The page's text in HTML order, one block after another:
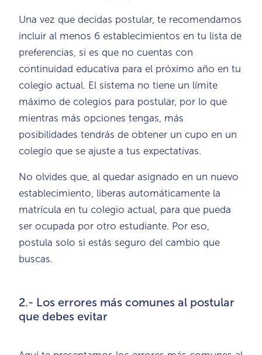
Una vez que decidas postular, te recomendamos
incluir al menos 6 establecimientos en tu lista de
preferencias, si es que no cuentas con
continuidad educativa para el próximo año en tu
colegio actual. El sistema no tiene un límite
máximo de colegios para postular, por lo que
mientras más opciones tengas, más
posibilidades tendrás de obtener un cupo en un
colegio que se ajuste a tus expectativas.
No olvides que, al quedar asignado en un nuevo
establecimiento, liberas automáticamente la
matrícula en tu colegio actual, para que pueda
ser ocupada por otro estudiante. Por eso,
postula solo si estás seguro del cambio que
buscas.
2.- Los errores más comunes al postular
que debes evitar